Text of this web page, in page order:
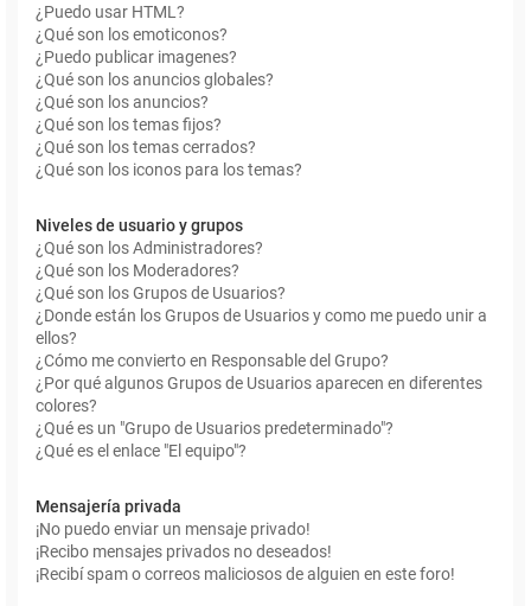
¿Puedo usar HTML?
¿Qué son los emoticonos?
¿Puedo publicar imagenes?
¿Qué son los anuncios globales?
¿Qué son los anuncios?
¿Qué son los temas fijos?
¿Qué son los temas cerrados?
¿Qué son los iconos para los temas?
Niveles de usuario y grupos
¿Qué son los Administradores?
¿Qué son los Moderadores?
¿Qué son los Grupos de Usuarios?
¿Donde están los Grupos de Usuarios y como me puedo unir a
ellos?
¿Cómo me convierto en Responsable del Grupo?
¿Por qué algunos Grupos de Usuarios aparecen en diferentes
colores?
¿Qué es un "Grupo de Usuarios predeterminado"?
¿Qué es el enlace "El equipo"?
Mensajería privada
¡No puedo enviar un mensaje privado!
¡Recibo mensajes privados no deseados!
¡Recibí spam o correos maliciosos de alguien en este foro!